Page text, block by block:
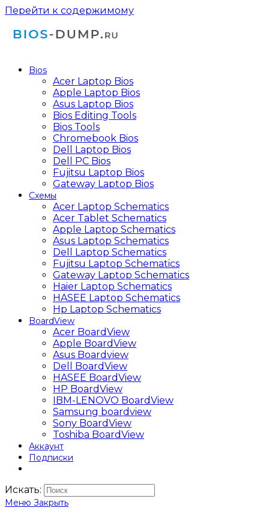
Перейти к содержимому
Bios
Acer Laptop Bios
Apple Laptop Bios
Asus Laptop Bios
Bios Editing Tools
Bios Tools
Chromebook Bios
Dell Laptop Bios
Dell PC Bios
Fujitsu Laptop Bios
Gateway Laptop Bios
Схемы
Acer Laptop Schematics
Acer Tablet Schematics
Apple Laptop Schematics
Asus Laptop Schematics
Dell Laptop Schematics
Fujitsu Laptop Schematics
Gateway Laptop Schematics
Haier Laptop Schematics
HASEE Laptop Schematics
Hp Laptop Schematics
BoardView
Acer BoardView
Apple BoardView
Asus Boardview
Dell BoardView
HASEE BoardView
HP BoardView
IBM-LENOVO BoardView
Samsung boardview
Sony BoardView
Toshiba BoardView
Аккаунт
Подписки
Искать:
Меню Закрыть